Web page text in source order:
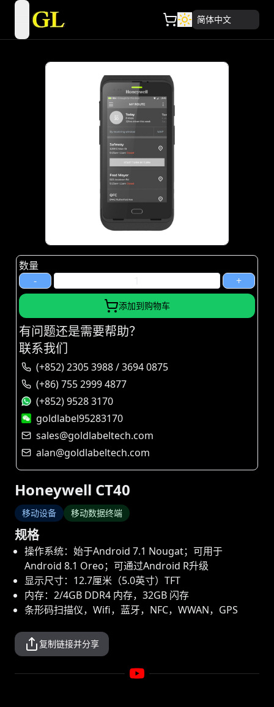
open navigation menu 简体中文
Honeywell CT40
移动设备 移动数据终端
规格
操作系统：始于Android 7.1 Nougat；可用于
Android 8.1 Oreo；可通过Android R升级
显示尺寸：12.7厘米（5.0英寸）TFT
内存：2/4GB DDR4 内存，32GB 闪存
条形码扫描仪，Wifi，蓝牙，NFC，WWAN，GPS
复制链接并分享
数量
-
+
添加到购物车
有问题还是需要帮助？
联系我们
(+852) 2305 3988 / 3694 0875
(+86) 755 2999 4877
(+852) 9528 3170
goldlabel95283170
sales@goldlabeltech.com
alan@goldlabeltech.com